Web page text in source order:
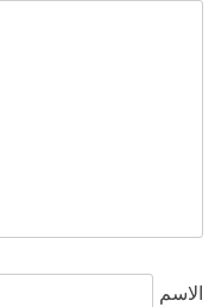
الاسم